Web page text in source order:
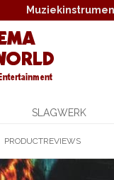
SLAGWERK
PRODUCTREVIEWS